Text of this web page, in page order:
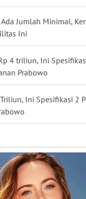
Jumlah Minimal,
Ini
4 triliun, Ini
Prabowo
Ini Spesifikasi 2